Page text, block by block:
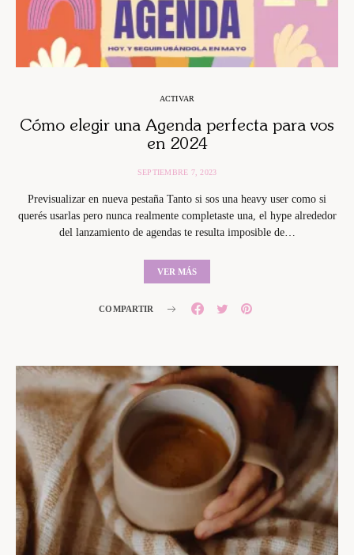
ACTIVAR
Cómo elegir una Agenda perfecta para vos
en 2024
SEPTIEMBRE 7, 2023
Previsualizar en nueva pestaña Tanto si sos una heavy user como si
querés usarlas pero nunca realmente completaste una, el hype alrededor
del lanzamiento de agendas te resulta imposible de…
VER MÁS
COMPARTIR